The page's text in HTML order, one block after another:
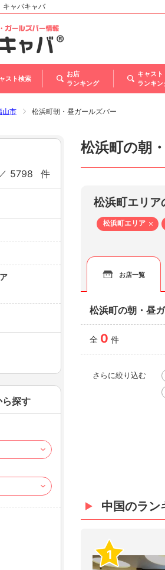
キャバキャバ
スト検索
お店
ランキング
キャスト
ランキン
山市 松浜町朝・昼ガールズバー
松浜町の朝
松浜町エリア
松浜町エリア
お店一覧
松浜町の朝・昼
全 0 件
さらに絞り込む
中国のラン
1
／ 5798 件
探す